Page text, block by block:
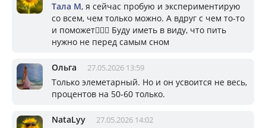
Тала М, я сейчас пробую и экспериментирую
со всем, чем только можно. А вдруг с чем то-то
и поможет🤷🏼‍♀️ Буду иметь в виду, что пить
нужно не перед самым сном
Ольга 27.05.2026 13:59
Только элеметарный. Но и он усвоится не весь,
процентов на 50-60 только.
NataLyy 27.05.2026 14:02